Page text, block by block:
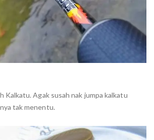
Kalkatu. Agak susah nak jumpa kalkatu
tak menentu.